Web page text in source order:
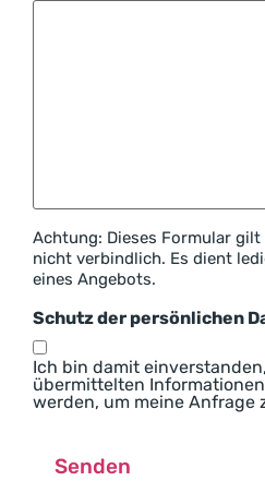
Achtung: Dieses Formular
nicht verbindlich. Es dient
eines Angebots.
Schutz der persönlichen
Ich bin damit
übermittelten
werden, um meine Anfrage